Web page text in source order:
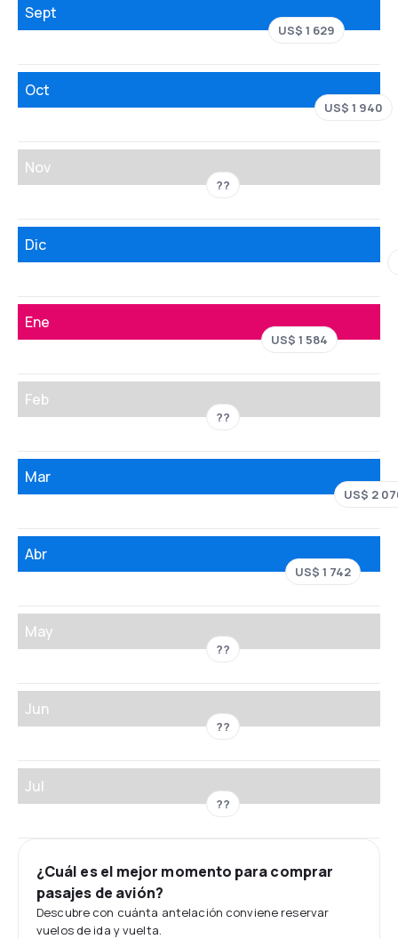
Sept
US$ 1 629
Oct
US$ 1 940
Nov
??
Dic
Ene
US$ 1 584
Feb
??
Mar
US$ 2
Abr
US$ 1 742
May
??
Jun
??
Jul
??
¿Cuál es el mejor momento para comprar
pasajes de avión?
Descubre con cuánta antelación conviene reservar
vuelos de ida y vuelta.